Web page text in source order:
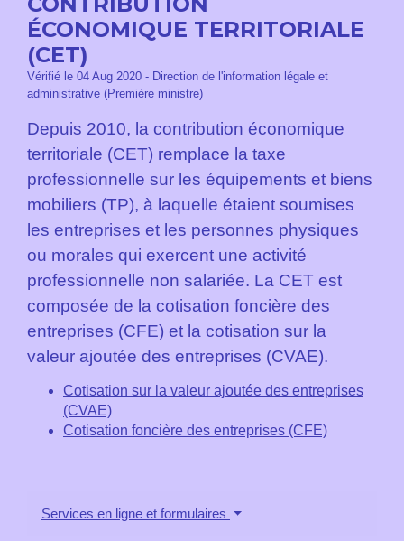
ÉCONOMIQUE TERRITORIALE
(CET)
Vérifié le 04 Aug 2020 - Direction de l'information légale et
administrative (Première ministre)
Depuis 2010, la contribution économique
territoriale (CET) remplace la taxe
professionnelle sur les équipements et biens
mobiliers (TP), à laquelle étaient soumises
les entreprises et les personnes physiques
ou morales qui exercent une activité
professionnelle non salariée. La CET est
composée de la cotisation foncière des
entreprises (CFE) et la cotisation sur la
valeur ajoutée des entreprises (CVAE).
Cotisation sur la valeur ajoutée des entreprises
(CVAE)
Cotisation foncière des entreprises (CFE)
Services en ligne et formulaires